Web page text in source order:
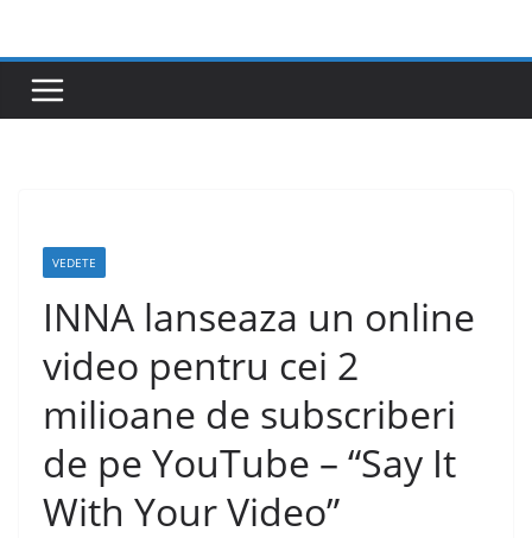
content
VEDETE
INNA lanseaza un online
video pentru cei 2
milioane de subscriberi
de pe YouTube – “Say It
With Your Video”